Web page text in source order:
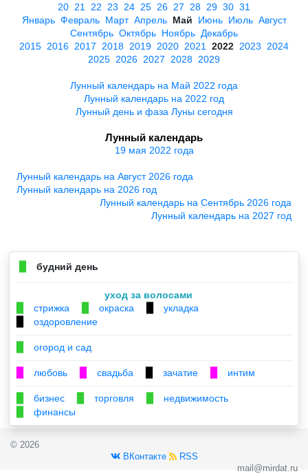
20 21 22 23 24 25 26 27 28 29 30 31
Январь Февраль Март Апрель Май Июнь Июль Август
Сентябрь Октябрь Ноябрь Декабрь
2015 2016 2017 2018 2019 2020 2021 2022 2023
2024
2025 2026 2027 2028 2029
Лунный календарь на Май 2022 года
Лунный календарь на 2022 год
Лунный день и фаза Луны сегодня
Лунный календарь
19 мая 2022 года
Лунный календарь на Август 2026 года
Лунный календарь на 2026 год
Лунный календарь на Сентябрь 2026 года
Лунный календарь на 2027 год
будний день
уход за волосами
стрижка окраска укладка
оздоровление
огород и сад
любовь свадьба зачатие интим
бизнес торговля недвижимость
финансы
© 2026
ВКонтакте
RSS
mail@mirdat.ru